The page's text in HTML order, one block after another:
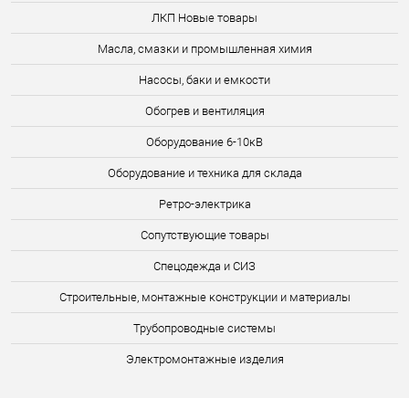
ЛКП Новые товары
Масла, смазки и промышленная химия
Насосы, баки и емкости
Обогрев и вентиляция
Оборудование 6-10кВ
Оборудование и техника для склада
Ретро-электрика
Сопутствующие товары
Спецодежда и СИЗ
Строительные, монтажные конструкции и материалы
Трубопроводные системы
Электромонтажные изделия